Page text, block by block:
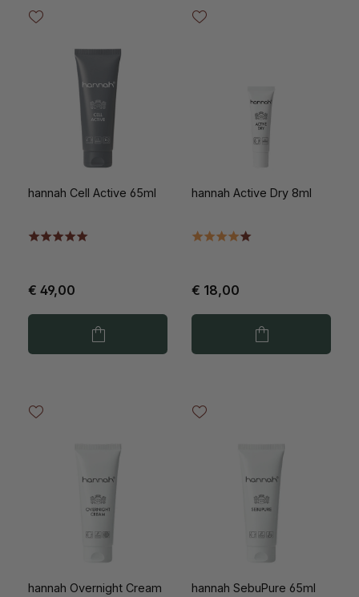
hannah Cell Active 65ml
€ 49,00
hannah Active Dry 8ml
€ 18,00
hannah Overnight Cream
hannah SebuPure 65ml